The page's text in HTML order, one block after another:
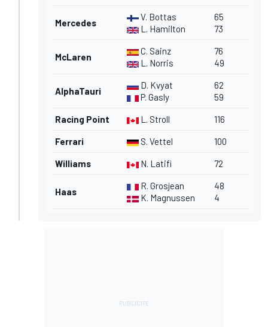
Mercedes
V. Bottas
L. Hamilton
65
73
McLaren
C. Sainz
L. Norris
76
49
AlphaTauri
D. Kvyat
P. Gasly
62
59
Racing Point L. Stroll 116
Ferrari S. Vettel 100
Williams N. Latifi 72
Haas
R. Grosjean
K. Magnussen
48
4